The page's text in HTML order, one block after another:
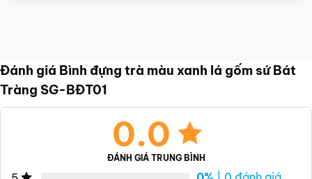
Đánh giá Bình đựng trà màu xanh lá gốm sứ Bát
Tràng SG-BĐT01
0.0
ĐÁNH GIÁ TRUNG BÌNH